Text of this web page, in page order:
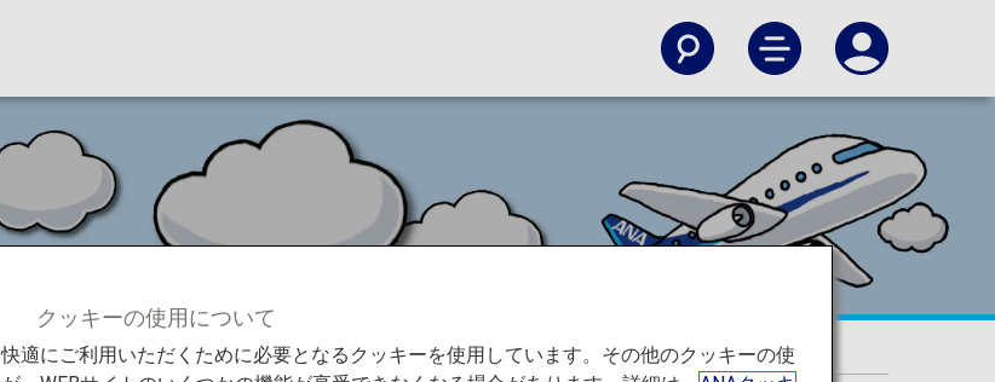
本をもっと満喫しよう！
本国内線で日本をもっと満喫しよう！
クッキーの使用について
適にご利用いただくために必要となるクッキーを使用しています。その他のクッキーの使